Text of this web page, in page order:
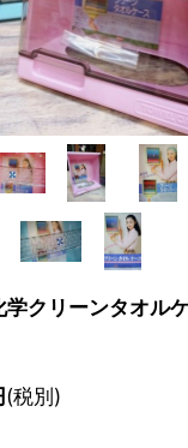
学クリーンタオ
(税別)